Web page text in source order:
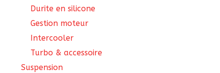
Durite en silicone
Gestion moteur
Intercooler
Turbo & accessoire
Suspension